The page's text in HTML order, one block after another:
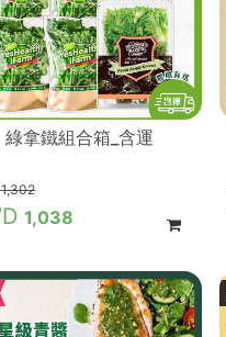
綠拿鐵組合箱_含運
1,302
1,038